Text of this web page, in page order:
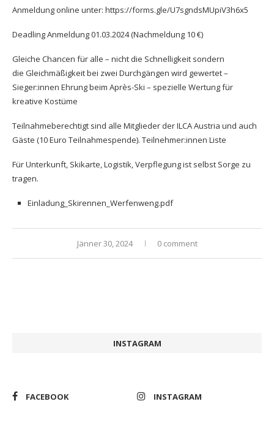
Anmeldung online unter: https://forms.gle/U7sgndsMUpiV3h6x5
Deadling Anmeldung 01.03.2024 (Nachmeldung 10 €)
Gleiche Chancen für alle – nicht die Schnelligkeit sondern
die Gleichmäßigkeit bei zwei Durchgängen wird gewertet –
Sieger:innen Ehrung beim Après-Ski – spezielle Wertung für
kreative Kostüme
Teilnahmeberechtigt sind alle Mitglieder der ILCA Austria und auch
Gäste (10 Euro Teilnahmespende). Teilnehmer:innen Liste
Für Unterkunft, Skikarte, Logistik, Verpflegung ist selbst Sorge zu
tragen.
Einladung_Skirennen_Werfenweng.pdf
Jänner 30, 2024 0 comment
INSTAGRAM
FACEBOOK INSTAGRAM